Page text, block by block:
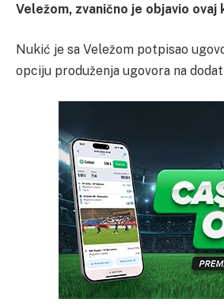
Veležom, zvanično je objavio ovaj
Nukić je sa Veležom potpisao
opciju produženja ugovora na